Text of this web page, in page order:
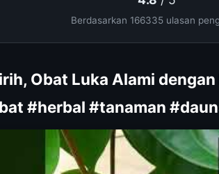
Berdasarkan 166335 ulasan
Obat Luka Alami
#herbal #tanaman